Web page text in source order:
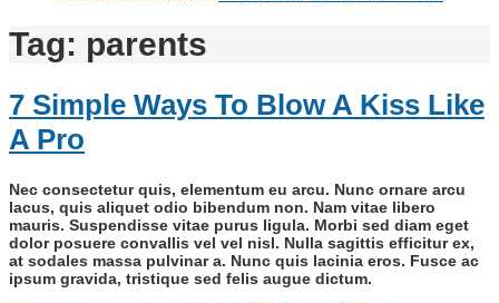
Tag: parents
7 Simple Ways To Blow A Kiss Like
A Pro
Nec consectetur quis, elementum eu arcu. Nunc ornare arcu
lacus, quis aliquet odio bibendum non. Nam vitae libero
mauris. Suspendisse vitae purus ligula. Morbi sed diam eget
dolor posuere convallis vel vel nisl. Nulla sagittis efficitur ex,
at sodales massa pulvinar a. Nunc quis lacinia eros. Fusce ac
ipsum gravida, tristique sed felis augue dictum.